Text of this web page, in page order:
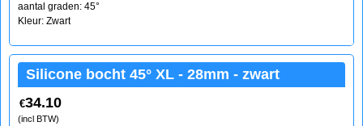
aantal graden: 45°
Kleur: Zwart
Silicone bocht 45° XL - 28mm - zwart
€34.10
(incl BTW)